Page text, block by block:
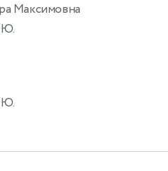
Максимовна
Ю.
Ю.